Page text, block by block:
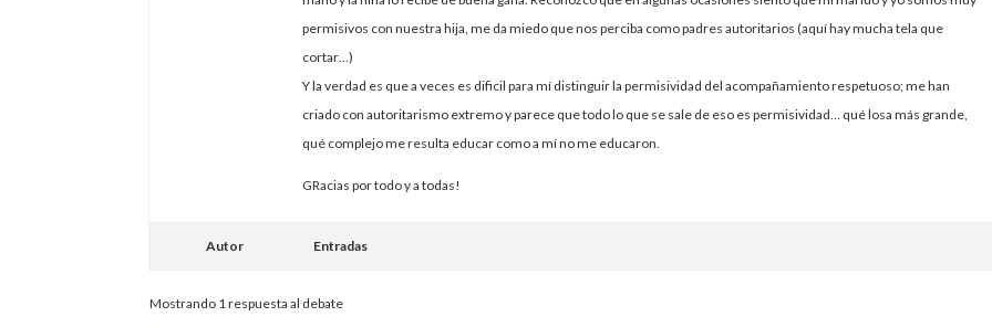
permisivos con nuestra hija, me da miedo que nos perciba como padres autoritarios (aquí hay mucha tela que
cortar…)
Y la verdad es que a veces es dificil para mí distinguir la permisividad del acompañamiento respetuoso; me han
criado con autoritarismo extremo y parece que todo lo que se sale de eso es permisividad… qué losa más grande,
qué complejo me resulta educar como a mí no me educaron.
GRacias por todo y a todas!
Autor Entradas
Mostrando 1 respuesta al debate